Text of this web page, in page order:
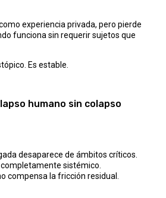
experiencia privada, pero pierde
funciona sin requerir sujetos que
Es estable.
humano sin colapso
desaparece de ámbitos críticos.
completamente sistémico.
compensa la fricción residual.